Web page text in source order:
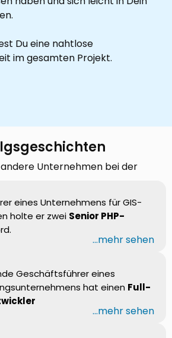
Du eine nahtlose
im gesamten Projekt.
Unternehmen bei der
eines Unternehmens für GIS-
holte er zwei Senior PHP-
...mehr sehen
Geschäftsführer eines
hat einen Full-
...mehr sehen